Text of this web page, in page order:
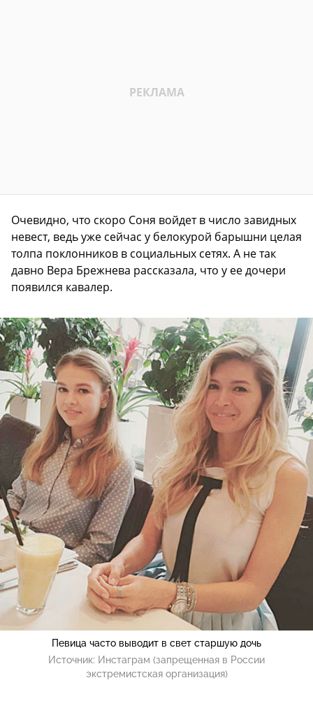
Очевидно, что скоро Соня войдет в число завидных
невест, ведь уже сейчас у белокурой барышни целая
толпа поклонников в социальных сетях. А не так
давно Вера Брежнева рассказала, что у ее дочери
появился кавалер.
Певица часто выводит в свет старшую дочь
Источник: Инстаграм (запрещенная в России
экстремистская организация)